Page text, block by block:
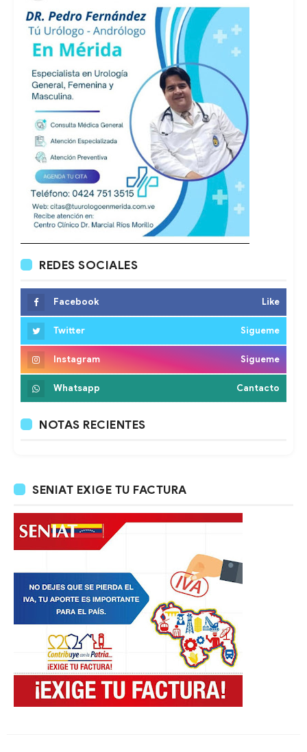
REDES SOCIALES
Facebook Like
Twitter Sigueme
Instagram Sigueme
Whatsapp Cantacto
NOTAS RECIENTES
SENIAT EXIGE TU FACTURA